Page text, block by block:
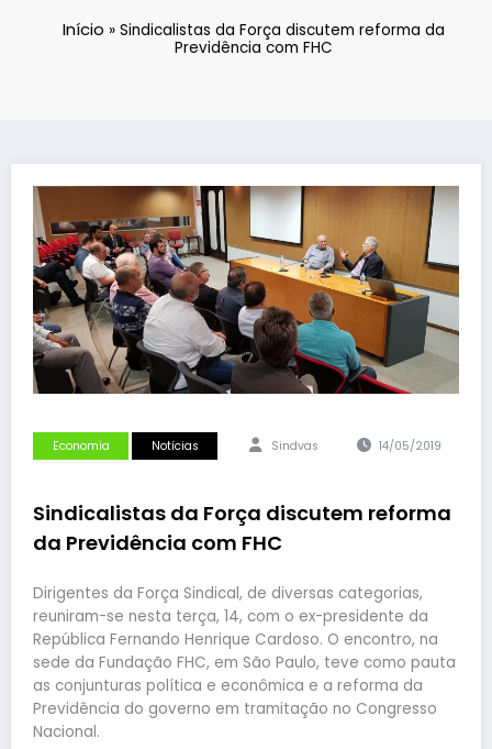
Início » Sindicalistas da Força discutem reforma da
Previdência com FHC
Economia Notícias Sindvas 14/05/2019
Sindicalistas da Força discutem reforma
da Previdência com FHC
Dirigentes da Força Sindical, de diversas categorias,
reuniram-se nesta terça, 14, com o ex-presidente da
República Fernando Henrique Cardoso. O encontro, na
sede da Fundação FHC, em São Paulo, teve como pauta
as conjunturas política e econômica e a reforma da
Previdência do governo em tramitação no Congresso
Nacional.